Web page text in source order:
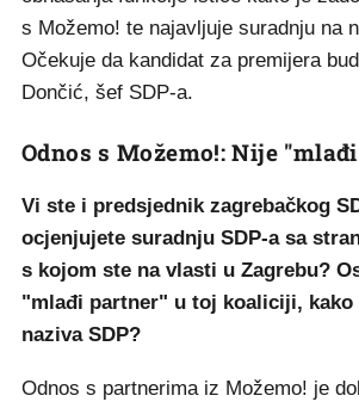
s Možemo! te najavljuje suradnju na
Očekuje da kandidat za premijera
Dončić, šef SDP-a.
Odnos s Možemo!: Nije
Vi ste i predsjednik zagrebačkog
ocjenjujete suradnju SDP-a sa
s kojom ste na vlasti u Zagrebu?
"mlađi partner" u toj koaliciji, kako
naziva SDP?
Odnos s partnerima iz Možemo! je